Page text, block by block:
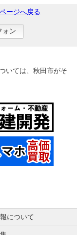
ージへ戻る
ォン
いては、秋田市がそ
について